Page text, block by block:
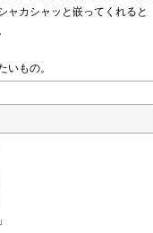
ャカシャッと嵌ってくれると
いもの。